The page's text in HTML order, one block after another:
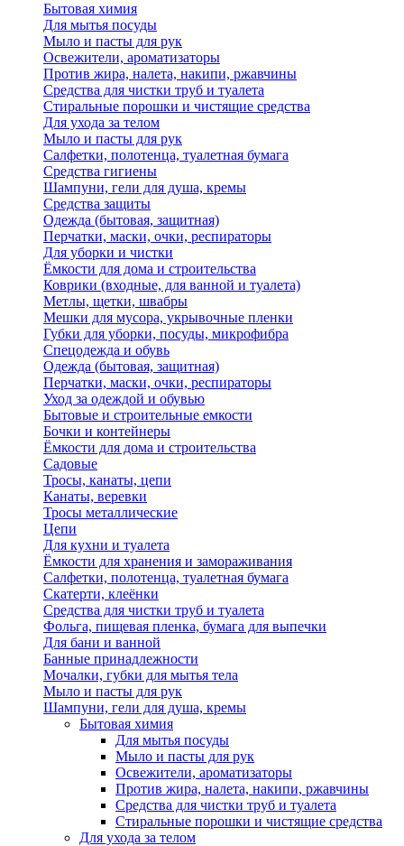
Бытовая химия
Для мытья посуды
Мыло и пасты для рук
Освежители, ароматизаторы
Против жира, налета, накипи, ржавчины
Средства для чистки труб и туалета
Стиральные порошки и чистящие средства
Для ухода за телом
Мыло и пасты для рук
Салфетки, полотенца, туалетная бумага
Средства гигиены
Шампуни, гели для душа, кремы
Средства защиты
Одежда (бытовая, защитная)
Перчатки, маски, очки, респираторы
Для уборки и чистки
Ёмкости для дома и строительства
Коврики (входные, для ванной и туалета)
Метлы, щетки, швабры
Мешки для мусора, укрывочные пленки
Губки для уборки, посуды, микрофибра
Спецодежда и обувь
Одежда (бытовая, защитная)
Перчатки, маски, очки, респираторы
Уход за одеждой и обувью
Бытовые и строительные емкости
Бочки и контейнеры
Ёмкости для дома и строительства
Садовые
Тросы, канаты, цепи
Канаты, веревки
Тросы металлические
Цепи
Для кухни и туалета
Ёмкости для хранения и замораживания
Салфетки, полотенца, туалетная бумага
Скатерти, клеёнки
Средства для чистки труб и туалета
Фольга, пищевая пленка, бумага для выпечки
Для бани и ванной
Банные принадлежности
Мочалки, губки для мытья тела
Мыло и пасты для рук
Шампуни, гели для душа, кремы
Бытовая химия
Для мытья посуды
Мыло и пасты для рук
Освежители, ароматизаторы
Против жира, налета, накипи, ржавчины
Средства для чистки труб и туалета
Стиральные порошки и чистящие средства
Для ухода за телом